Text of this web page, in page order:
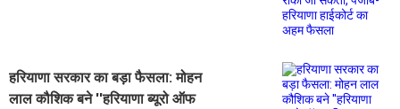
हरियाणा सरकार का बड़ा फैसला: मोहन
लाल कौशिक बने ''हरियाणा ब्यूरो ऑफ